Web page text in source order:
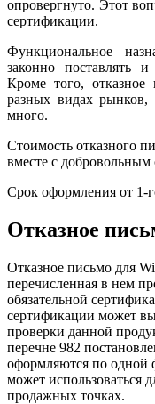
опровергнуто. Этот
сертификации.
Функциональное
законно поставлять
Кроме того,
разных видах рынков,
много.
Стоимость отказного
вместе с добровольным
Срок оформления от 1-
Отказное
Отказное письмо для
перечисленная в нем
обязательной
сертификации может
проверки данной
перечне 982
оформляются по одной
может использоваться
продажных точках.